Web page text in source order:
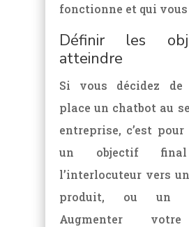
fonctionne et qui vous
Définir les
atteindre
Si vous décidez
place un chatbot au
entreprise, c’est
un objectif
l’interlocuteur vers
produit, ou un
Augmenter